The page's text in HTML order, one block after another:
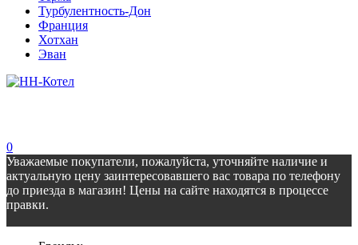
Турбулентность-Дон
Франция
Хотхан
Эван
0
Уважаемые покупатели, пожалуйста, уточняйте наличие и
актуальную цену заинтересовавшего вас товара по телефону
до приезда в магазин! Цены на сайте находятся в процессе
правки.